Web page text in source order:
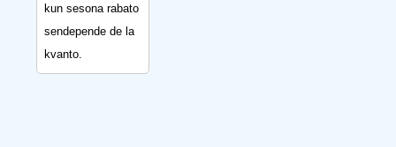
kun sesona rabato
sendepende de la
kvanto.